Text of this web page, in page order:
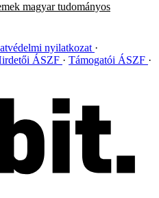
magyar tudományos
nyilatkozat
ÁSZF
Támogatói ÁSZF